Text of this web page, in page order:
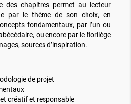
des chapitres permet au lecteur
par le thème de son choix, en
fondamentaux, par l’un ou
ou encore par le florilège
sources d’inspiration.
de projet
créatif et responsable